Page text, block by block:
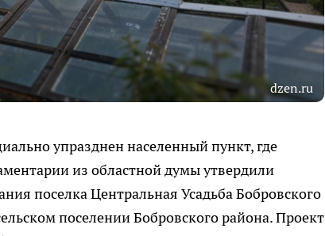
dzen.ru
упразднен населенный пункт, где
из областной думы утвердили
поселка Центральная Усадьба Бобровского
поселении Бобровского района. Проект